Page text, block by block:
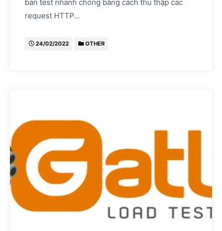
bản test nhanh chóng bằng cách thu thập các
request HTTP…
24/02/2022 OTHER